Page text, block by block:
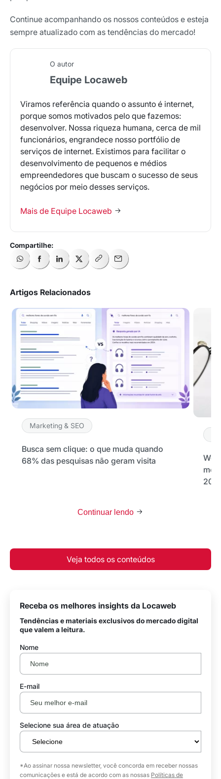
Continue acompanhando os nossos conteúdos e esteja
sempre atualizado com as tendências do mercado!
O autor
Equipe Locaweb
Viramos referência quando o assunto é internet,
porque somos motivados pelo que fazemos:
desenvolver. Nossa riqueza humana, cerca de mil
funcionários, engrandece nosso portfólio de
serviços de internet. Existimos para facilitar o
desenvolvimento de pequenos e médios
empreendedores que buscam o sucesso de seus
negócios por meio desses serviços.
Mais de Equipe Locaweb
Artigos Relacionados
Marketing & SEO
Busca sem clique: o que muda quando
68% das pesquisas não geram visita
Continuar lendo
Veja todos os conteúdos
Receba os melhores insights da Locaweb
Tendências e materiais exclusivos do mercado digital
que valem a leitura.
Nome
E-mail
Selecione sua área de atuação
*Ao assinar nossa newsletter, você concorda em receber nossas
comunicações e está de acordo com as nossas Políticas de